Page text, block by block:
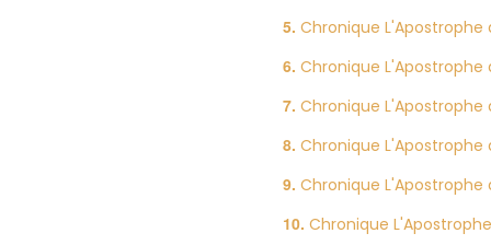
Chronique L'Apostrophe
Chronique
Chronique L'Apostrophe
Chronique
Chronique
Chronique